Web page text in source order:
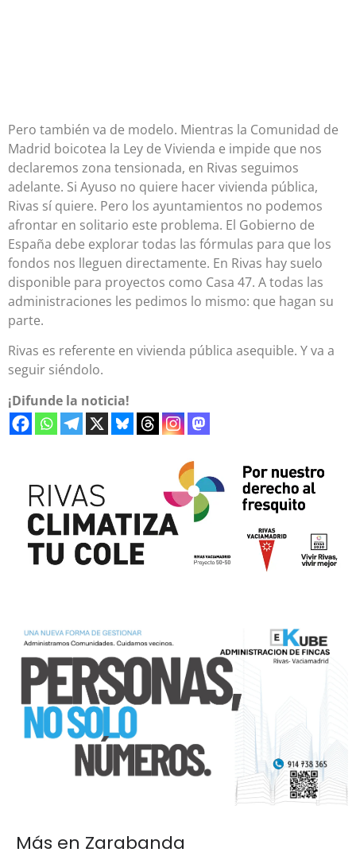
Pero también va de modelo. Mientras la Comunidad de
Madrid boicotea la Ley de Vivienda e impide que nos
declaremos zona tensionada, en Rivas seguimos
adelante. Si Ayuso no quiere hacer vivienda pública,
Rivas sí quiere. Pero los ayuntamientos no podemos
afrontar en solitario este problema. El Gobierno de
España debe explorar todas las fórmulas para que los
fondos nos lleguen directamente. En Rivas hay suelo
disponible para proyectos como Casa 47. A todas las
administraciones les pedimos lo mismo: que hagan su
parte.
Rivas es referente en vivienda pública asequible. Y va a
seguir siéndolo.
¡Difunde la noticia!
Más en Zarabanda